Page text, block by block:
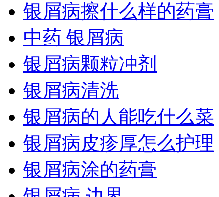
银屑病擦什么样的药膏
中药 银屑病
银屑病颗粒冲剂
银屑病清洗
银屑病的人能吃什么菜
银屑病皮疹厚怎么护理
银屑病涂的药膏